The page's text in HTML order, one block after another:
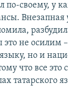
по-своему, у
Внезапная
не осилим –
но и
что все это
татарского